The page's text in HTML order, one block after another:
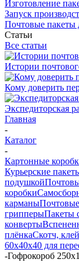
Изготовление
Запуск
Почтовые пакеты
Статьи
Все статьи
Истории
Кому доверить
Экспедиторская
Главная
-
Каталог
-
Картонные
Курьерские
подушкой
коробки
карманы
грипперыПакеты
конверты
плёнкаСкотч,
60х40х40 для
-Гофрокороб